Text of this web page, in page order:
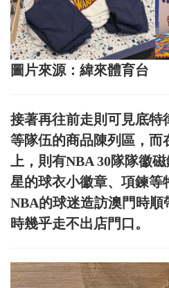
圖片來源：緯來體育台
接著再往前走則可見底特
等隊伍的商品陳列區，而
上，則有NBA 30隊隊徽
星的球衣小徽章、項鍊等
NBA的球迷造訪澳門時順
時幾乎走不出店門口。